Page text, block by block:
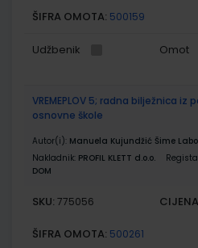
ŠIFRA OMOTA: 500159
Udžbenik Omot
VREMEPLOV 5; radna bilježnica iz
osnovne škole
Autor(i): Manuela Kujundžić Šime
Nakladnik: PROFIL KLETT d.o.o.
DOM
SKU: 775056
ŠIFRA OMOTA: 500261